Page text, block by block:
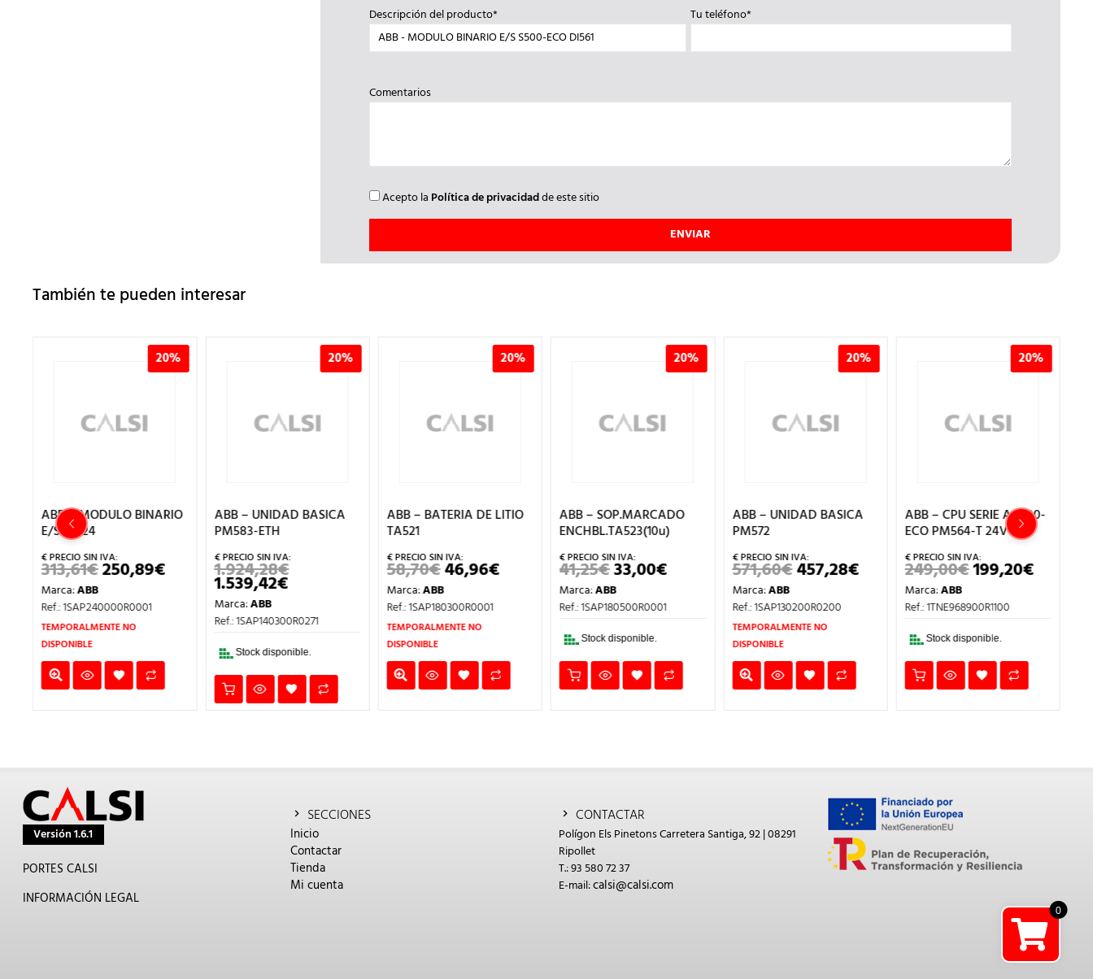
Descripción del producto* Tu teléfono*
Comentarios
Acepto la Política de privacidadde este sitio
También te pueden interesar
20%
ABB – MODULO BINARIO
E/S DI524
313,61€EL
PRECIO
ERA:
313,61€.
250,89€EL
PRECIO
ACTUAL
250,89€.
Marca:ABB
Ref.: 1SAP240000R0001
TEMPORALMENTE NO
DISPONIBLE
20%
ABB – UNIDAD BASICA
PM583-ETH
1.924,28€EL
PRECIO
1.924,28€.
1.539,42€EL
PRECIO
ES:
Marca:ABB
Ref.: 1SAP140300R0271
Stock disponible.
20%
ABB – BATERIA DE LITIO
TA521
58,70€EL
PRECIO
ORIGINAL
ERA:
58,70€.
46,96€EL
PRECIO
Marca:ABB
Ref.: 1SAP180300R0001
TEMPORALMENTE NO
DISPONIBLE
20%
ABB – SOP.MARCADO
ENCHBL.TA523(10u)
41,25€EL
PRECIO
ORIGINAL
ERA:
33,00€EL
PRECIO
ES:
Marca:ABB
Ref.: 1SAP180500R0001
Stock disponible.
20%
ABB – UNIDAD BASICA
PM572
571,60€EL
PRECIO
ERA:
571,60€.
457,28€EL
PRECIO
ACTUAL
Marca:ABB
Ref.: 1SAP130200R0200
TEMPORALMENTE NO
DISPONIBLE
20%
ABB – CPU SERIE AC500-
ECO PM564-T 24V DC
249,00€EL
PRECIO
ERA:
199,20€EL
PRECIO
Marca:ABB
Ref.: 1TNE968900R1100
Stock disponible.
Versión 1.6.1
PORTES CALSI
INFORMACIÓN LEGAL
SECCIONES
Inicio
Contactar
Tienda
Mi cuenta
CONTACTAR
Polígon Els Pinetons Carretera Santiga, 92 | 08291
Ripollet
T.: 93 580 72 37
E-mail:calsi@calsi.com
0